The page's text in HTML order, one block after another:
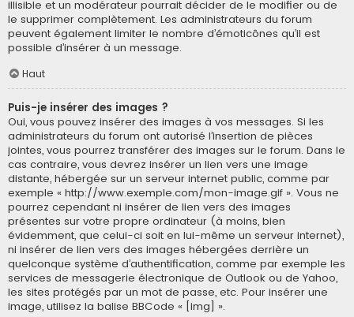
illisible et un modérateur pourrait décider de le modifier ou de
le supprimer complètement. Les administrateurs du forum
peuvent également limiter le nombre d’émoticônes qu’il est
possible d’insérer à un message.
Haut
Puis-je insérer des images ?
Oui, vous pouvez insérer des images à vos messages. Si les
administrateurs du forum ont autorisé l’insertion de pièces
jointes, vous pourrez transférer des images sur le forum. Dans le
cas contraire, vous devrez insérer un lien vers une image
distante, hébergée sur un serveur internet public, comme par
exemple « http://www.exemple.com/mon-image.gif ». Vous ne
pourrez cependant ni insérer de lien vers des images
présentes sur votre propre ordinateur (à moins, bien
évidemment, que celui-ci soit en lui-même un serveur internet),
ni insérer de lien vers des images hébergées derrière un
quelconque système d’authentification, comme par exemple les
services de messagerie électronique de Outlook ou de Yahoo,
les sites protégés par un mot de passe, etc. Pour insérer une
image, utilisez la balise BBCode « [img] ».